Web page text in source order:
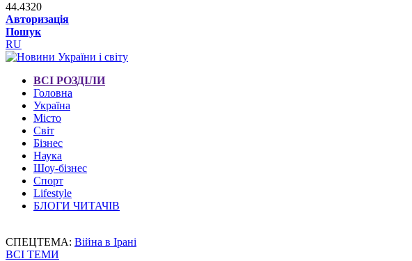
44.4320
Авторизація
Пошук
RU
ВСІ РОЗДІЛИ
Головна
Україна
Місто
Світ
Бізнес
Наука
Шоу-бізнес
Спорт
Lifestyle
БЛОГИ ЧИТАЧІВ
СПЕЦТЕМА: Війна в Ірані
ВСІ ТЕМИ